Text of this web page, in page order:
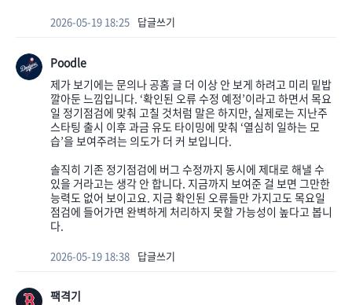
2026-05-19 18:25 답글쓰기
Poodle
제가 보기에는 문의나 공홈 글 더 이상 안 보게 하려고 미리 밑밥
깔아둔 느낌입니다. ‘확인된 오류 수정 예정’이라고 하면서 목요
일 정기점검에 맞춰 고칠 것처럼 말은 하지만, 실제로는 지난주
스타팅 출시 이후 과금 유도 타이밍에 맞춰 ‘열심히 일하는 모
습’을 보여주려는 의도가 더 커 보입니다.
솔직히 기존 정기점검에 버그 수정까지 동시에 제대로 해낼 수
있을 거라고는 생각 안 합니다. 지금까지 보여준 걸 보면 그만한
능력도 없어 보이고요. 지금 확인된 오류들만 가지고도 목요일
점검에 들어가면 완벽하게 처리하지 못할 가능성이 높다고 봅니
다.
2026-05-19 18:38 답글쓰기
팩격기